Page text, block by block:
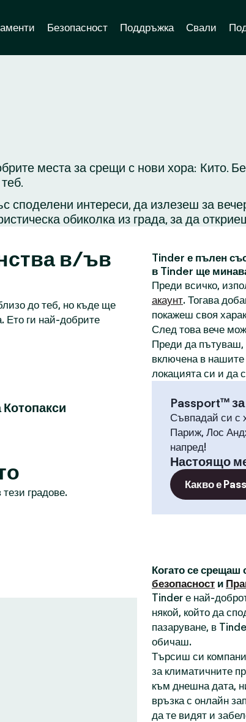
Безопасност Поддръжка Свали
места за срещи с нови хора: Кито.
интереси, да излезеш за
обиколка из града, за да
в/ъв
до теб, но къде ще
Ето ги най-добрите
градове.
Tinder е пълен
в Tinder ще
Преди всичко,
акаунт. Тогава
покажеш своя
След това вече
Преди да
включена в нашите
локацията си и да
Passport™
Съвпадай си с
Париж, Лос
напред!
Настоящо
Какво е
Когато се срещаш
безопасност и
Tinder е най-
някой, който да
пазаруване, в
обичаш.
Търсиш си
за климатичните
към днешна дата,
връзка с онлайн
да те видят и